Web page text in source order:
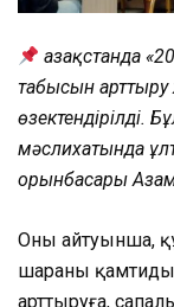
Қазақстанда
табысын арттыру
өзектендірілді.
мәслихатында
орынбасары
Оның айтуынша,
шараны қамтиды
арттыруға,